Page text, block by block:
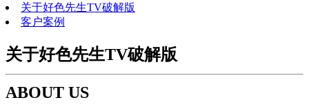
关于好色先生TV破解版
客户案例
关于好色先生TV破解版
ABOUT US